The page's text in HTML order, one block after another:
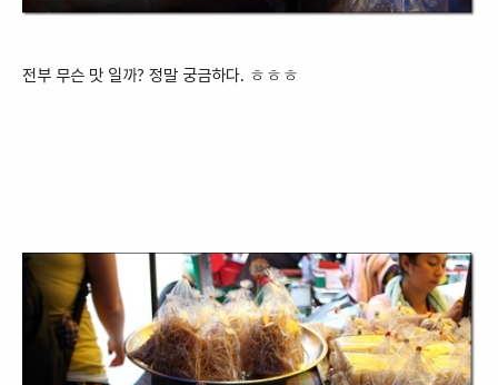
전부 무슨 맛 일까? 정말 궁금하다. ㅎㅎㅎ